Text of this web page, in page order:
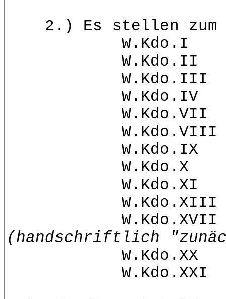
2.) Es stellen zum
W.Kdo.I
W.Kdo.II
W.Kdo.III
W.Kdo.IV
W.Kdo.VII
W.Kdo.VIII
W.Kdo.IX
W.Kdo.X
W.Kdo.XI
W.Kdo.XIII
W.Kdo.XVII
(handschriftlich
W.Kdo.XX
W.Kdo.XXI